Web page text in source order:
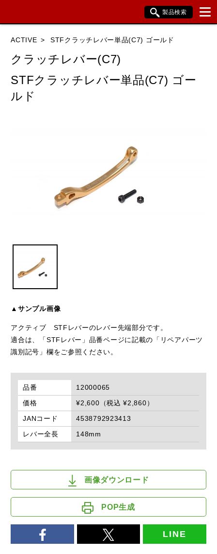
製品検索
HONDA YAMAHA SUZUKI
閉じる
ACTIVE STFクラッチレバー単品(C7) ゴールド
クラッチレバー(C7)
STFクラッチレバー単品(C7) ゴー
ルド
▲サンプル画像
アクティブ STFレバーのレバー先端部分です。
適合は、「STFレバー」品番ページに記載の「リペアパーツ
識別記号」欄をご参照ください。
品番
12000065
価格
¥2,600（税込 ¥2,860）
JANコード
4538792923413
レバー全長
148mm
画像ダウンロード
POP生成
LINE